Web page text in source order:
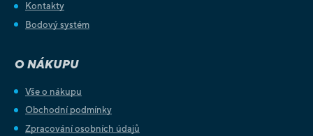
Kontakty
Bodový systém
O NÁKUPU
Vše o nákupu
Obchodní podmínky
Zpracování osobních údajů